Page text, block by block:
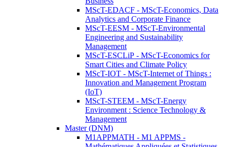
MScT-EDACF - MScT-Economics, Data
Analytics and Corporate Finance
MScT-EESM - MScT-Environmental
Engineering and Sustainability
Management
MScT-ESCLiP - MScT-Economics for
Smart Cities and Climate Policy
MScT-IOT - MScT-Internet of Things :
Innovation and Management Program
(IoT)
MScT-STEEM - MScT-Energy
Environment : Science Technology &
Management
Master (DNM)
M1APPMATH - M1 APPMS -